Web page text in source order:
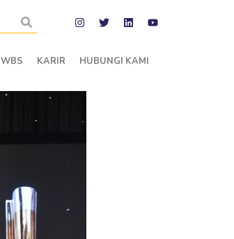
WBS KARIR HUBUNGI KAMI